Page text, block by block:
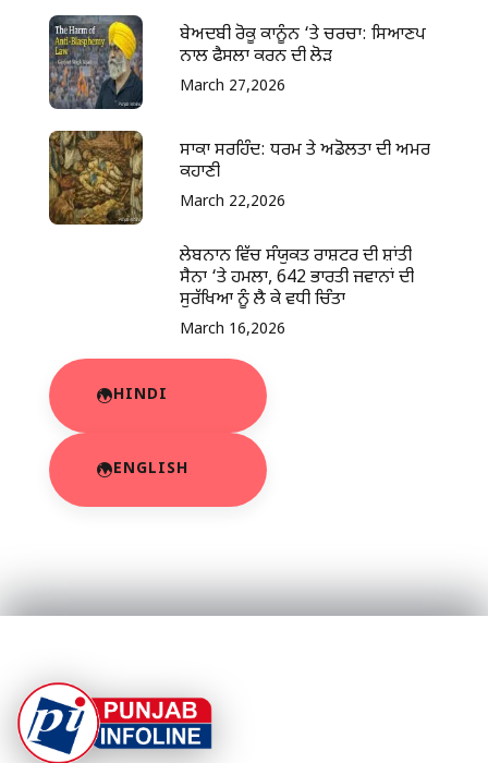
ਬੇਅਦਬੀ ਰੋਕੂ ਕਾਨੂੰਨ ‘ਤੇ ਚਰਚਾ: ਸਿਆਣਪ
ਨਾਲ ਫੈਸਲਾ ਕਰਨ ਦੀ ਲੋੜ
March 27,2026
ਸਾਕਾ ਸਰਹਿੰਦ: ਧਰਮ ਤੇ ਅਡੋਲਤਾ ਦੀ ਅਮਰ
ਕਹਾਣੀ
March 22,2026
ਲੇਬਨਾਨ ਵਿੱਚ ਸੰਯੁਕਤ ਰਾਸ਼ਟਰ ਦੀ ਸ਼ਾਂਤੀ
ਸੈਨਾ ‘ਤੇ ਹਮਲਾ, 642 ਭਾਰਤੀ ਜਵਾਨਾਂ ਦੀ
ਸੁਰੱਖਿਆ ਨੂੰ ਲੈ ਕੇ ਵਧੀ ਚਿੰਤਾ
March 16,2026
HINDI
ENGLISH